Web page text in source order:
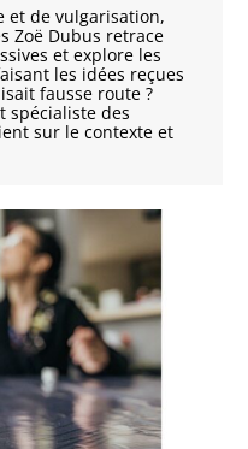
et de vulgarisation,
Zoë Dubus retrace
et explore les
les idées reçues
fausse route ?
spécialiste des
sur le contexte et